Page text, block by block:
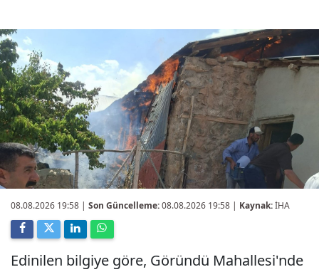
08.08.2026 19:58 | Son Güncelleme:08.08.2026 19:58 | Kaynak:İHA
Edinilen bilgiye göre, Göründü Mahallesi'nde